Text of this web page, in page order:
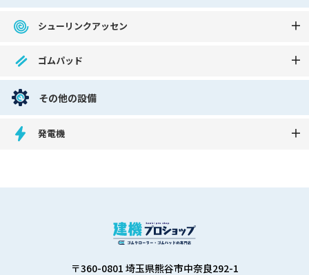
シューリンクアッセン
ゴムパッド
その他の設備
発電機
〒360-0801 埼玉県熊谷市中奈良292-1